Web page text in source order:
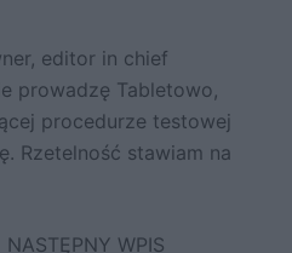
editor in chief
prowadzę Tabletowo,
procedurze testowej
Rzetelność stawiam na